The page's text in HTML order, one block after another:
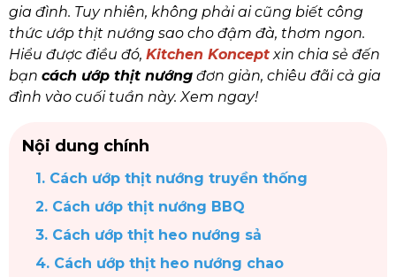
Phụ Kiện Gang
Dụng Cụ Pha Chế
Khui Rượu, Nút Chai
Bình Trà
gia đình. Tuy nhiên, không phải ai cũng biết công
thức ướp thịt nướng sao cho đậm đà, thơm ngon.
Hiểu được điều đó, Kitchen Konceptxin chia sẻ đến
bạn cách ướp thịt nướng đơn giản, chiêu đãi cả gia
đình vào cuối tuần này. Xem ngay!
Nội dung chính
1. Cách ướp thịt nướng truyền thống
2. Cách ướp thịt nướng BBQ
3. Cách ướp thịt heo nướng sả
4. Cách ướp thịt heo nướng chao